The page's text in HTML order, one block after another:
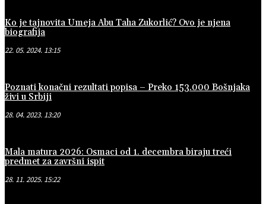
Ko je tajnovita Umeja Abu Taha Zukorlić? Ovo je njena
biografija
22. 05. 2024. 13:15
Poznati konačni rezultati popisa – Preko 153.000 Bošnjaka
živi u Srbiji
28. 04. 2023. 13:20
Mala matura 2026: Osmaci od 1. decembra biraju treći
predmet za završni ispit
28. 11. 2025. 15:22